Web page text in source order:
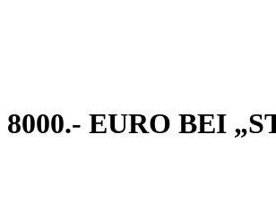
8000.- EURO BEI